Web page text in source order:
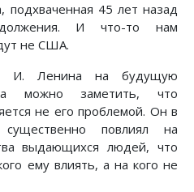
подхваченная 45 лет назад
И что-то нам
не США.
И. Ленина на будущую
можно заметить, что
не его проблемой. Он в
существенно повлиял на
выдающихся людей, что
ему влиять, а на кого не